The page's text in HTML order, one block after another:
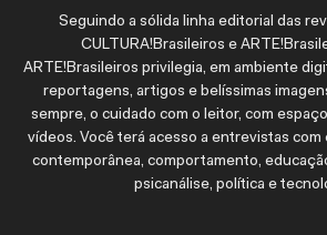
Seguindo a sólida linha editorial das
CULTURA!Brasileiros e
ARTE!Brasileiros privilegia, em ambiente
reportagens, artigos e belíssimas
sempre, o cuidado com o leitor, com
vídeos. Você terá acesso a entrevistas
contemporânea, comportamento,
psicanálise, política e